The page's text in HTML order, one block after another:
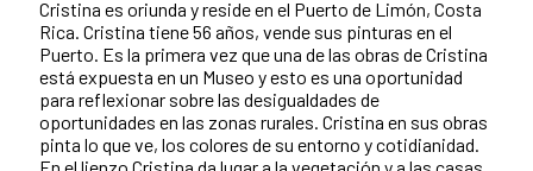
Cristina es oriunda y reside en el Puerto de Limón, Costa
Rica. Cristina tiene 56 años, vende sus pinturas en el
Puerto. Es la primera vez que una de las obras de Cristina
está expuesta en un Museo y esto es una oportunidad
para reflexionar sobre las desigualdades de
oportunidades en las zonas rurales. Cristina en sus obras
pinta lo que ve, los colores de su entorno y cotidianidad.